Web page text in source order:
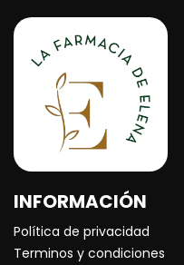
INFORMACIÓN
Política de privacidad
Terminos y condiciones